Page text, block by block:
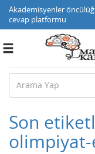
Akademisyenler
cevap platformu
Toggle
Son